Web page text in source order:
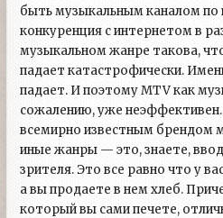
быть музыкальным каналом по
конкуренция с интернетом в
музыкальном жанре такова,
падает катастрофически.
падает. И поэтому МTV как
сожалению, уже
всемирно известным брендом
иные жанры — это, знаете,
зрителя. Это все равно что у
а вы продаете в нем хлеб.
который вы сами печете,